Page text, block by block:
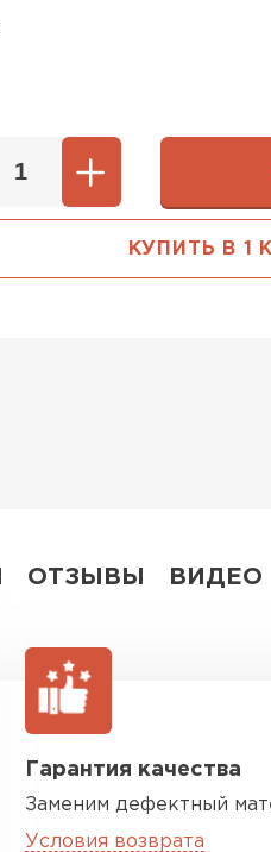
ОТЗЫВЫ ВИДЕО
Гарантия качества
Заменим дефектный
Условия возврата